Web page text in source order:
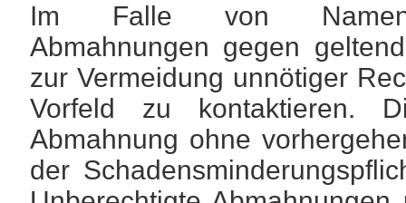
Im Falle von
Abmahnungen gegen
zur Vermeidung unnötiger
Vorfeld zu kontaktieren.
Abmahnung ohne
der